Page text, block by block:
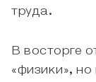
труда.
В восторге
«физики»,